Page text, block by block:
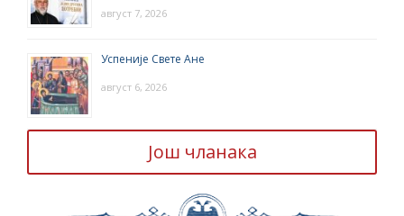
август 7, 2026
Успеније Свете Ане
август 6, 2026
Још чланака